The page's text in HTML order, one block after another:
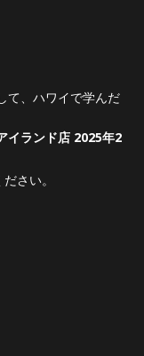
て、ハワイで学んだ
イランド店 2025年2
さい。